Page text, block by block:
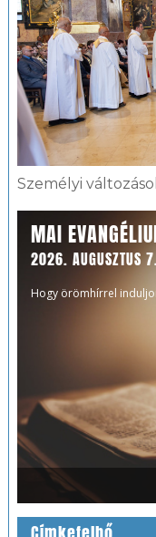
Személyi
MAI
2026. AUGUSZTUS
Hogy örömhírrel